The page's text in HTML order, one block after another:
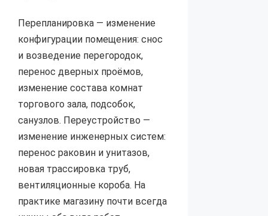
Перепланировка — изменение
конфигурации помещения: снос
и возведение перегородок,
перенос дверных проёмов,
изменение состава комнат
торгового зала, подсобок,
санузлов. Переустройство —
изменение инженерных систем:
перенос раковин и унитазов,
новая трассировка труб,
вентиляционные короба. На
практике магазину почти всегда